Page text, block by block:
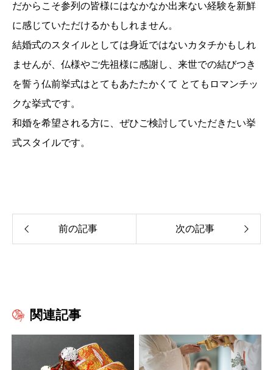
だからこそ参列の皆様にはなかなか出来ない経験を新鮮
に感じていただけるかもしれません。
結婚式のスタイルとしては身近ではないカタチかもしれ
ませんが、仏様やご先祖様に感謝し、来世での結びつき
を誓う仏前挙式はとてもあたたかくて とてもロマンチッ
クな挙式です。
和婚を希望される方に、ぜひご検討していただきたい挙
式スタイルです。
関連記事